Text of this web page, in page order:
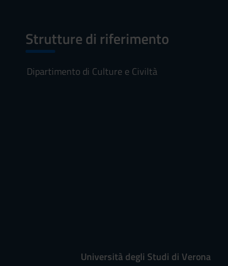
Strutture di riferimento
Dipartimento di Culture e Civiltà
Università degli Studi di Verona